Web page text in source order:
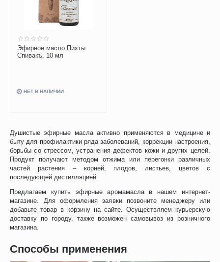
Душистые эфирные масла активно применяются в медицине и
быту для профилактики ряда заболеваний, коррекции настроения,
борьбы со стрессом, устранения дефектов кожи и других целей.
Продукт получают методом отжима или перегонки различных
частей растения – корней, плодов, листьев, цветов с
последующей дистилляцией.
Предлагаем купить эфирные аромамасла в нашем интернет-
магазине. Для оформления заявки позвоните менеджеру или
добавьте товар в корзину на сайте. Осуществляем курьерскую
доставку по городу, также возможен самовывоз из розничного
магазина.
Способы применения
Эфирное масло Пихты
Спивакъ, 10 мл
НЕТ В НАЛИЧИИ